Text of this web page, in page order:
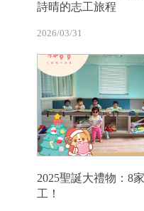
詩晴的志工旅程
2026/03/31
2025聖誕大禮物：8
工！